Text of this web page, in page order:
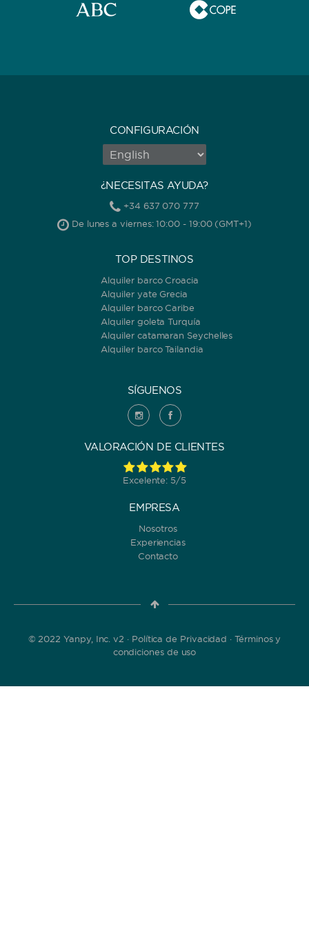
CONFIGURACIÓN
¿NECESITAS AYUDA?
+34 637 070 777
De lunes a viernes: 10:00 - 19:00 (GMT+1)
TOP DESTINOS
Alquiler barco Croacia
Alquiler yate Grecia
Alquiler barco Caribe
Alquiler goleta Turquía
Alquiler catamaran Seychelles
Alquiler barco Tailandia
SÍGUENOS
VALORACIÓN DE CLIENTES
Excelente: 5/5
EMPRESA
Nosotros
Experiencias
Contacto
© 2022 Yanpy, Inc. v2 · Política de Privacidad ·Términos y
condiciones de uso